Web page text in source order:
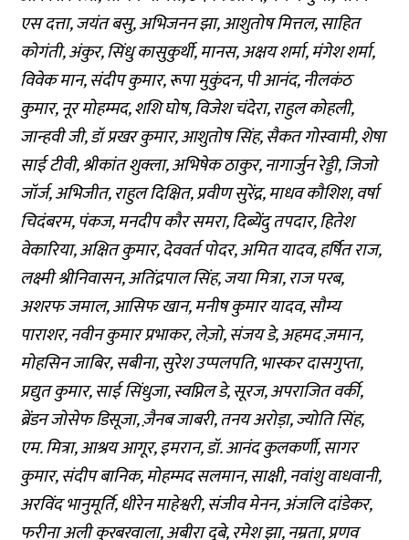
एस दत्ता, जयंत बसु, अभिजनन झा, आशुतोष मित्तल, साहित
कोगंती, अंकुर, सिंधु कासुकुर्थी, मानस, अक्षय शर्मा, मंगेश शर्मा,
विवेक मान, संदीप कुमार, रूपा मुकुंदन, पी आनंद, नीलकंठ
कुमार, नूर मोहम्मद, शशि घोष, विजेश चंदेरा, राहुल कोहली,
जान्हवी जी, डॉ प्रखर कुमार, आशुतोष सिंह, सैकत गोस्वामी, शेषा
साई टीवी, श्रीकांत शुक्ला, अभिषेक ठाकुर, नागार्जुन रेड्डी, जिजो
जॉर्ज, अभिजीत, राहुल दिक्षित, प्रवीण सुरेंद्र, माधव कौशिश, वर्षा
चिदंबरम, पंकज, मनदीप कौर समरा, दिब्येंदु तपदार, हितेश
वेकारिया, अक्षित कुमार, देववर्त पोदर, अमित यादव, हर्षित राज,
लक्ष्मी श्रीनिवासन, अतिंद्रपाल सिंह, जया मित्रा, राज परब,
अशरफ जमाल, आसिफ खान, मनीष कुमार यादव, सौम्य
पाराशर, नवीन कुमार प्रभाकर, लेज़ो, संजय डे, अहमद ज़मान,
मोहसिन जाबिर, सबीना, सुरेश उप्पलपति, भास्कर दासगुप्ता,
प्रद्युत कुमार, साई सिंधुजा, स्वप्निल डे, सूरज, अपराजित वर्की,
ब्रेंडन जोसेफ डिसूजा, ज़ैनब जाबरी, तनय अरोड़ा, ज्योति सिंह,
एम. मित्रा, आश्रय आगूर, इमरान, डॉ. आनंद कुलकर्णी, सागर
कुमार, संदीप बानिक, मोहम्मद सलमान, साक्षी, नवांशु वाधवानी,
अरविंद भानुमूर्ति, धीरेन माहेश्वरी, संजीव मेनन, अंजलि दांडेकर,
फरीना अली कुरबरवाला, अबीरा दुबे, रमेश झा, नम्रता, प्रणव